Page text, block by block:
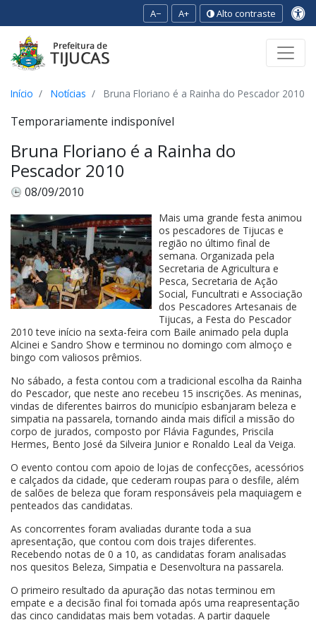
A− A+ Alto contraste
Início Notícias Bruna Floriano é a Rainha do Pescador 2010
Temporariamente indisponível
Bruna Floriano é a Rainha do
Pescador 2010
08/09/2010
Mais uma grande festa animou
os pescadores de Tijucas e
região no último final de
semana. Organizada pela
Secretaria de Agricultura e
Pesca, Secretaria de Ação
Social, Funcultrati e Associação
dos Pescadores Artesanais de
Tijucas, a Festa do Pescador
2010 teve início na sexta-feira com Baile animado pela dupla
Alcinei e Sandro Show e terminou no domingo com almoço e
bingo com valiosos prêmios.
No sábado, a festa contou com a tradicional escolha da Rainha
do Pescador, que neste ano recebeu 15 inscrições. As meninas,
vindas de diferentes bairros do município esbanjaram beleza e
simpatia na passarela, tornando ainda mais difícil a missão do
corpo de jurados, composto por Flávia Fagundes, Priscila
Hermes, Bento José da Silveira Junior e Ronaldo Leal da Veiga.
O evento contou com apoio de lojas de confecções, acessórios
e calçados da cidade, que cederam roupas para o desfile, além
de salões de beleza que foram responsáveis pela maquiagem e
penteados das candidatas.
As concorrentes foram avaliadas durante toda a sua
apresentação, que contou com dois trajes diferentes.
Recebendo notas de 0 a 10, as candidatas foram analisadas
nos quesitos Beleza, Simpatia e Desenvoltura na passarela.
O primeiro resultado da apuração das notas terminou em
empate e a decisão final foi tomada após uma reapresentação
das cinco candidatas mais bem votadas. A partir daquele